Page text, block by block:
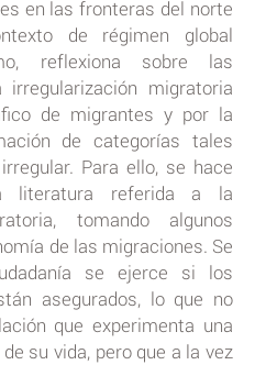
en las fronteras del norte
de régimen global
reflexiona sobre las
migratoria
de migrantes y por la
de categorías tales
Para ello, se hace
literatura referida a la
tomando algunos
de las migraciones. Se
se ejerce si los
asegurados, lo que no
que experimenta una
su vida, pero que a la vez